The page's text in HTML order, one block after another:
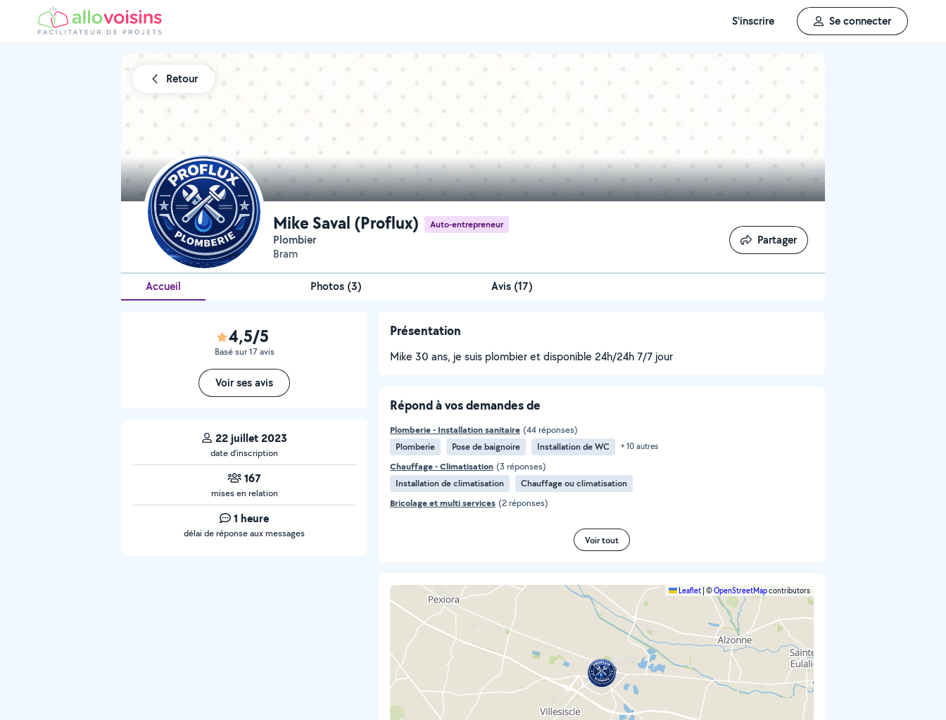
S'inscrire Se connecter
Retour
Mike Saval (Proflux) Auto-entrepreneur
Plombier
Bram
Partager
Partager
Accueil Photos (3) Avis (17)
4,5/5
Basé sur 17 avis
Voir ses avis
22 juillet 2023
date d’inscription
167
mises en relation
1 heure
délai de réponse aux messages
Présentation
Mike 30 ans, je suis plombier et disponible 24h/24h 7/7 jour
Répond à vos demandes de
Plomberie - Installation sanitaire (44 réponses)
Plomberie
Pose de baignoire Installation de WC + 10 autres
Chauffage - Climatisation (3 réponses)
Installation de climatisation
Chauffage ou climatisation
Bricolage et multi services (2 réponses)
Voir tout
Leaflet ©OpenStreetMapcontributors